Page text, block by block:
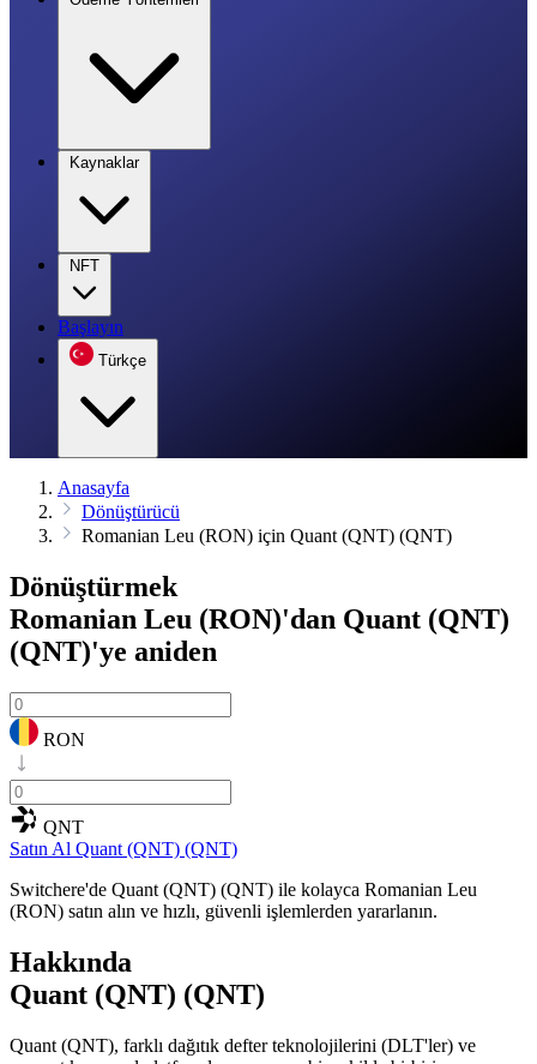
Kaynaklar
NFT
Başlayın
Türkçe
Anasayfa
Dönüştürücü
Romanian Leu (RON) için Quant (QNT) (QNT)
Dönüştürmek
Romanian Leu (RON)'dan Quant (QNT)
(QNT)'ye aniden
RON
QNT
Satın Al Quant (QNT) (QNT)
Switchere'de Quant (QNT) (QNT) ile kolayca Romanian Leu
(RON) satın alın ve hızlı, güvenli işlemlerden yararlanın.
Hakkında
Quant (QNT) (QNT)
Quant (QNT), farklı dağıtık defter teknolojilerini (DLT'ler) ve